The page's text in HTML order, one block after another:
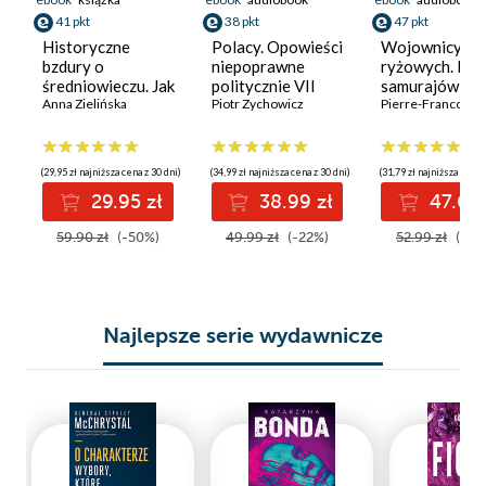
41 pkt
Historyczne
bzdury o
średniowieczu. Jak
naprawdę żyło się
rycerzy?
Anna Zielińska
(29,95 zł najniższa cena z 30 dni)
29.95 zł
59.90 zł (-50%)
38 pkt
Polacy. Opowieści
niepoprawne
politycznie VII
Piotr Zychowicz
(34,99 zł najniższa cena z 30 dni)
38.99 zł
49.99 zł (-22%)
47 pkt
Wojownicy z
ryżowych.
samurajów
Pierre-Francois
(31,79 zł najniższa cena
47.69
52.99 zł (-
Najlepsze serie wydawnicze